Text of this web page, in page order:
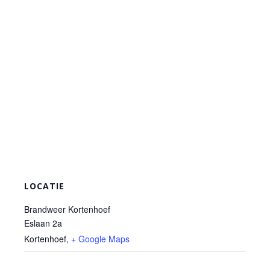
LOCATIE
Brandweer Kortenhoef
Eslaan 2a
Kortenhoef, + Google Maps